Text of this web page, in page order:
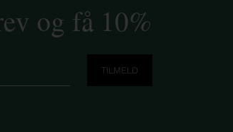
og få 10%